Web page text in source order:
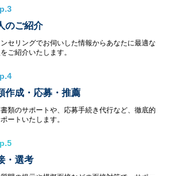
のご紹介
セリングでお伺いした情報からあなたに最適な
ご紹介いたします。
作成・応募・推薦
類のサポートや、応募手続き代行など、徹底的
ートいたします。
・選考